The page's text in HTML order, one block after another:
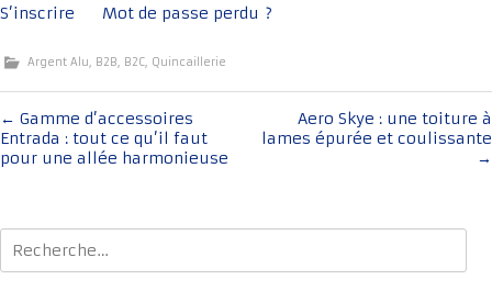
S’inscrire Mot de passe perdu ?
Argent Alu, B2B, B2C, Quincaillerie
Navigation
de
← Gamme d’accessoires
Entrada : tout ce qu’il faut
pour une allée harmonieuse
Aero Skye : une toiture à
lames épurée et coulissante
→
Rechercher :